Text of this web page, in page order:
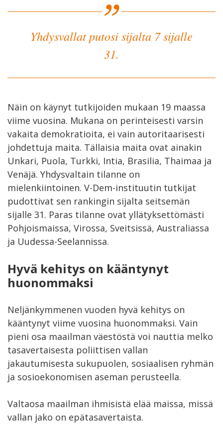
Yhdysvallat putosi sijalta 7 sijalle
31.
Näin on käynyt tutkijoiden mukaan 19 maassa
viime vuosina. Mukana on perinteisesti varsin
vakaita demokratioita, ei vain autoritaarisesti
johdettuja maita. Tällaisia maita ovat ainakin
Unkari, Puola, Turkki, Intia, Brasilia, Thaimaa ja
Venäjä. Yhdysvaltain tilanne on
mielenkiintoinen. V-Dem-instituutin tutkijat
pudottivat sen rankingin sijalta seitsemän
sijalle 31. Paras tilanne ovat yllätyksettömästi
Pohjoismaissa, Virossa, Sveitsissä, Australiassa
ja Uudessa-Seelannissa.
Hyvä kehitys on kääntynyt
huonommaksi
Neljänkymmenen vuoden hyvä kehitys on
kääntynyt viime vuosina huonommaksi. Vain
pieni osa maailman väestöstä voi nauttia melko
tasavertaisesta poliittisen vallan
jakautumisesta sukupuolen, sosiaalisen ryhmän
ja sosioekonomisen aseman perusteella.
Valtaosa maailman ihmisistä elää maissa, missä
vallan jako on epätasavertaista.